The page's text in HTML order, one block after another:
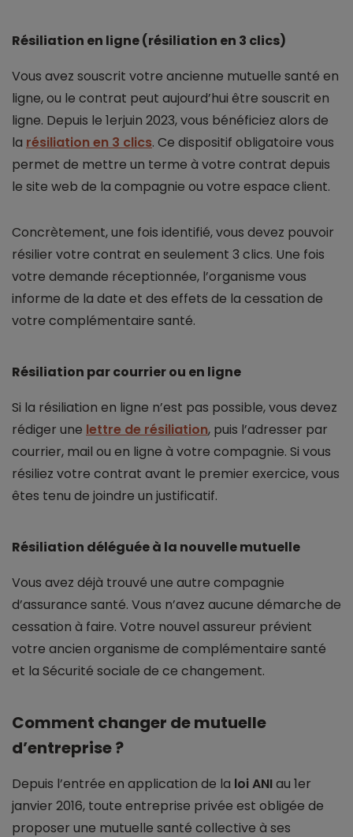
Résiliation en ligne (résiliation en 3 clics)
Vous avez souscrit votre ancienne mutuelle santé en
ligne, ou le contrat peut aujourd’hui être souscrit en
ligne. Depuis le 1erjuin 2023, vous bénéficiez alors de
la résiliation en 3 clics. Ce dispositif obligatoire vous
permet de mettre un terme à votre contrat depuis
le site web de la compagnie ou votre espace client.
Concrètement, une fois identifié, vous devez pouvoir
résilier votre contrat en seulement 3 clics. Une fois
votre demande réceptionnée, l’organisme vous
informe de la date et des effets de la cessation de
votre complémentaire santé.
Résiliation par courrier ou en ligne
Si la résiliation en ligne n’est pas possible, vous devez
rédiger une lettre de résiliation, puis l’adresser par
courrier, mail ou en ligne à votre compagnie. Si vous
résiliez votre contrat avant le premier exercice, vous
êtes tenu de joindre un justificatif.
Résiliation déléguée à la nouvelle mutuelle
Vous avez déjà trouvé une autre compagnie
d’assurance santé. Vous n’avez aucune démarche de
cessation à faire. Votre nouvel assureur prévient
votre ancien organisme de complémentaire santé
et la Sécurité sociale de ce changement.
Comment changer de mutuelle
d’entreprise ?
Depuis l’entrée en application de la loi ANIau 1er
janvier 2016, toute entreprise privée est obligée de
proposer une mutuelle santé collective à ses